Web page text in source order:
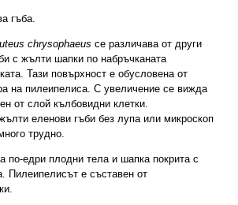
гъба.
chrysophaeus се различава от други
с жълти шапки по набръчканата
Тази повърхност е обусловена от
на пилеипелиса. С увеличение се вижда
от слой кълбовидни клетки.
еленови гъби без лупа или микроскоп
трудно.
по-едри плодни тела и шапка покрита с
Пилеипелисът е съставен от